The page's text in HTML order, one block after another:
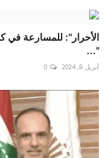
الأحرار": للمسارعة
"...
أبريل 8, 2024 0